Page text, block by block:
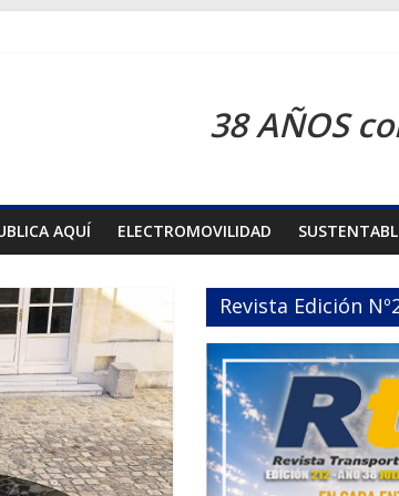
Compras Públicas 2026
T70
38 AÑOS
AQUÍ ELECTROMOVILIDAD
Revista Edición